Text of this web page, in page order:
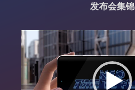
发布会集锦
视
频
播
器